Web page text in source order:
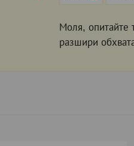
Моля, опитайте
разшири